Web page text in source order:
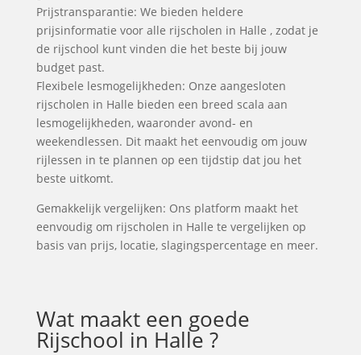
Prijstransparantie: We bieden heldere
prijsinformatie voor alle rijscholen in Halle , zodat je
de rijschool kunt vinden die het beste bij jouw
budget past.
Flexibele lesmogelijkheden: Onze aangesloten
rijscholen in Halle bieden een breed scala aan
lesmogelijkheden, waaronder avond- en
weekendlessen. Dit maakt het eenvoudig om jouw
rijlessen in te plannen op een tijdstip dat jou het
beste uitkomt.
Gemakkelijk vergelijken: Ons platform maakt het
eenvoudig om rijscholen in Halle te vergelijken op
basis van prijs, locatie, slagingspercentage en meer.
Wat maakt een goede
Rijschool in Halle ?